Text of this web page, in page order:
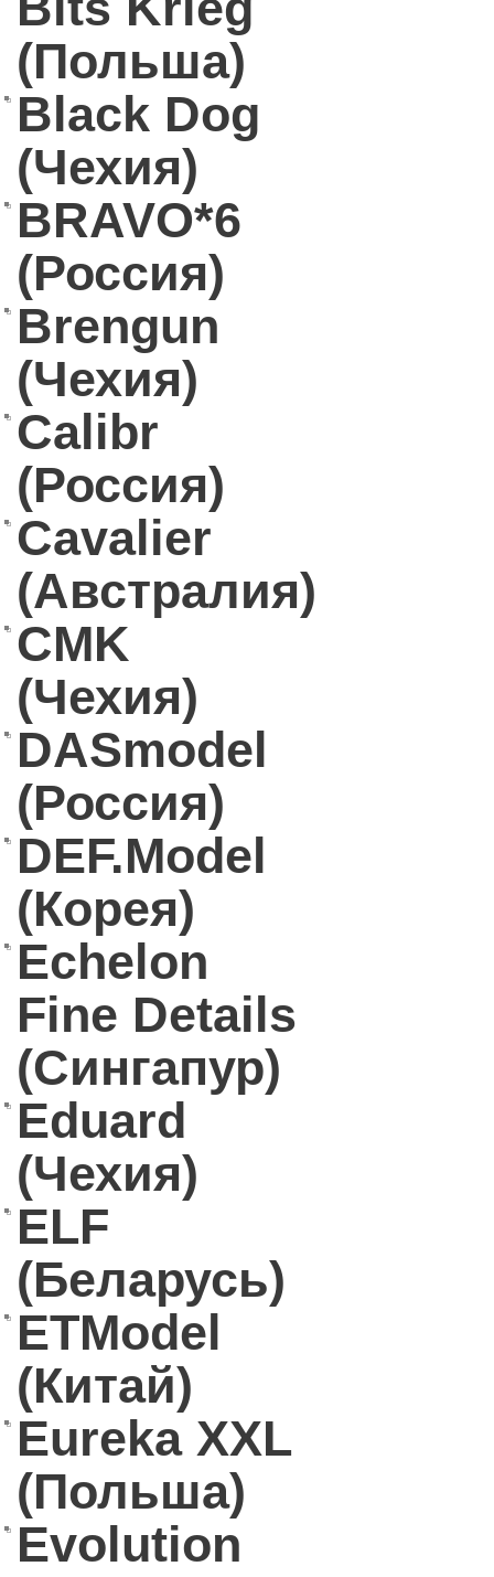
(Польша)
Black Dog
(Чехия)
BRAVO*6
(Россия)
Brengun
(Чехия)
Calibr
(Россия)
Cavalier
(Австралия)
CMK
(Чехия)
DASmodel
(Россия)
DEF.Model
(Корея)
Echelon
Fine Details
(Сингапур)
Eduard
(Чехия)
ELF
(Беларусь)
ETModel
(Китай)
Eureka XXL
(Польша)
Evolution